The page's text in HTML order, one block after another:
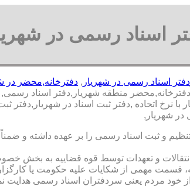
اسناد رسمی در
دفتر اسناد رسمی در شهریار , دفترخانه,محضر در
منطقه شهریار,دفتر اسناد رسمی,
نرخ اتحاده ,دفتر ثبت اسناد در
در شهریار,
و ثبت اسناد رسمی را بر عهده داشته و
و تعهدات توسط قوه قضاییه به بخش
قسمت مهمی از شکایات علیه حکومت یا
خود مردم یعنی سردفتران اسناد رسمی هدایت